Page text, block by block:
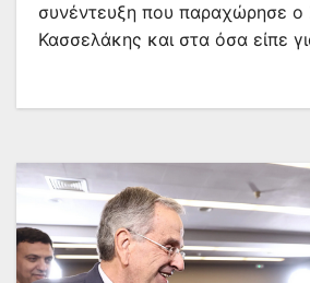
συνέντευξη που παραχώρησε ο
Κασσελάκης και στα όσα είπε